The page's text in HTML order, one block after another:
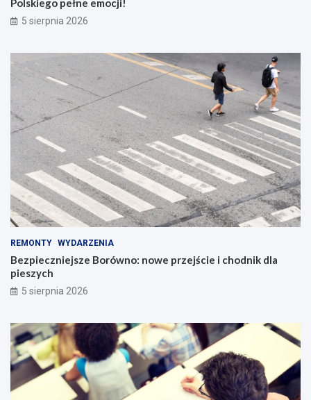
Polskiego pełne emocji!
5 sierpnia 2026
REMONTY WYDARZENIA
Bezpieczniejsze Borówno: nowe przejście i chodnik dla
pieszych
5 sierpnia 2026